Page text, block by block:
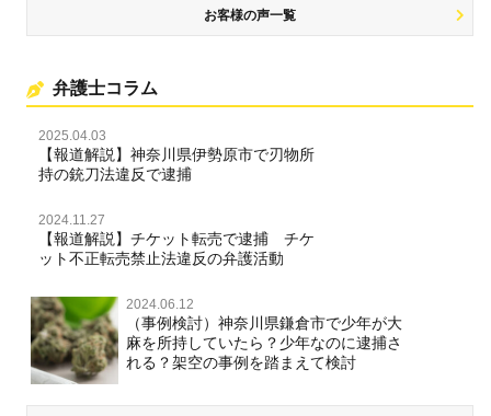
お客様の声一覧
弁護士コラム
2025.04.03
【報道解説】神奈川県伊勢原市で刃物所
持の銃刀法違反で逮捕
2024.11.27
【報道解説】チケット転売で逮捕 チケ
ット不正転売禁止法違反の弁護活動
2024.06.12
（事例検討）神奈川県鎌倉市で少年が大
麻を所持していたら？少年なのに逮捕さ
れる？架空の事例を踏まえて検討